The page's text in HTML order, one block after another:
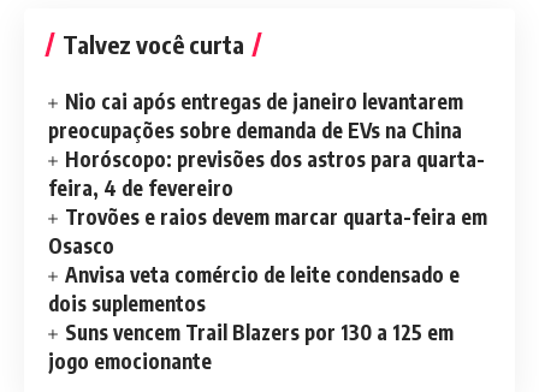
Talvez você curta
Nio cai após entregas de janeiro levantarem
preocupações sobre demanda de EVs na China
Horóscopo: previsões dos astros para quarta-
feira, 4 de fevereiro
Trovões e raios devem marcar quarta-feira em
Osasco
Anvisa veta comércio de leite condensado e
dois suplementos
Suns vencem Trail Blazers por 130 a 125 em
jogo emocionante